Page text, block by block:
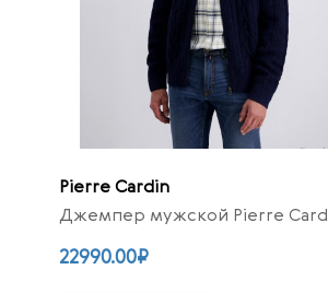
Pierre Cardin
Джемпер мужской Pierre
22990.00₽